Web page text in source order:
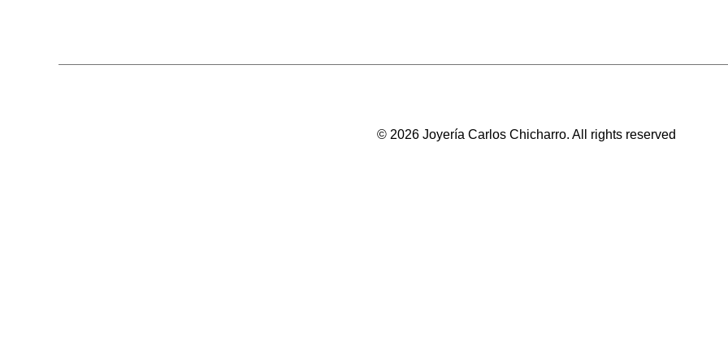
© 2026 Joyería Carlos Chicharro. All rights reserved